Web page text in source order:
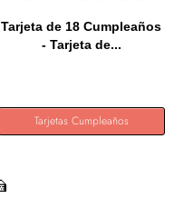
Tarjeta de 18 Cumpleaños
- Tarjeta de...
Tarjetas Cumpleaños